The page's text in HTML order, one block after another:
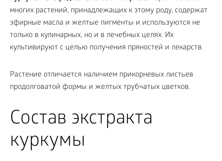
многих растений, принадлежащих к этому роду, содержат
эфирные масла и желтые пигменты и используются не
только в кулинарных, но и в лечебных целях. Их
культивируют с целью получения пряностей и лекарств.
Растение отличается наличием прикорневых листьев
продолговатой формы и желтых трубчатых цветков.
Состав экстракта
куркумы